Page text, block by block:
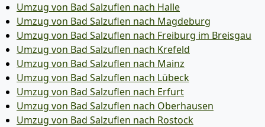
Umzug von Bad Salzuflen nach Halle
Umzug von Bad Salzuflen nach Magdeburg
Umzug von Bad Salzuflen nach Freiburg im Breisgau
Umzug von Bad Salzuflen nach Krefeld
Umzug von Bad Salzuflen nach Mainz
Umzug von Bad Salzuflen nach Lübeck
Umzug von Bad Salzuflen nach Erfurt
Umzug von Bad Salzuflen nach Oberhausen
Umzug von Bad Salzuflen nach Rostock